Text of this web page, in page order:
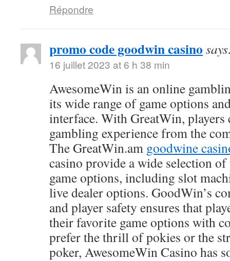
Répondre
promo code goodwin casino
16 juillet 2023 at 6 h 38 min
AwesomeWin is an online
its wide range of game options
interface. With GreatWin, players
gambling experience from the
The GreatWin.am goodwine
casino provide a wide selection
game options, including slot
live dealer options. GoodWin’s
and player safety ensures that
their favorite game options with
prefer the thrill of pokies or the
poker, AwesomeWin Casino has